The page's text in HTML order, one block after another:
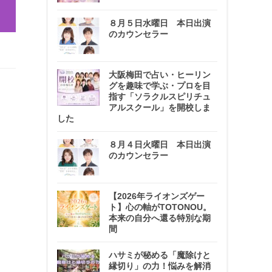
８月５日水曜日 本日出演
のカウンセラー
大阪梅田で占い・ヒーリン
グを趣味で学ぶ・プロを目
指す「ソラクルスピリチュ
アルスクール」を開校しま
した
８月４日火曜日 本日出演
のカウンセラー
【2026年ライオンズゲー
ト】心の軸がTOTONOU。
本来の自分へ還る特別な期
間
ハサミが秘める「魔除けと
縁切り」の力！悩みを解消